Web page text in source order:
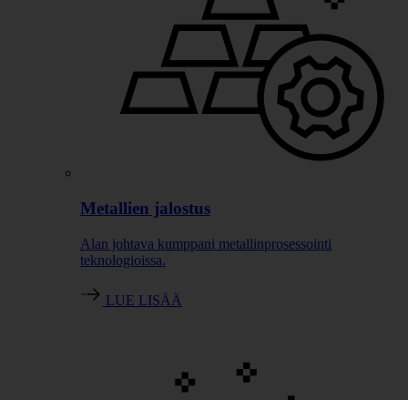
Metallien jalostus
Alan johtava kumppani metallinprosessointi
teknologioissa.
LUE LISÄÄ